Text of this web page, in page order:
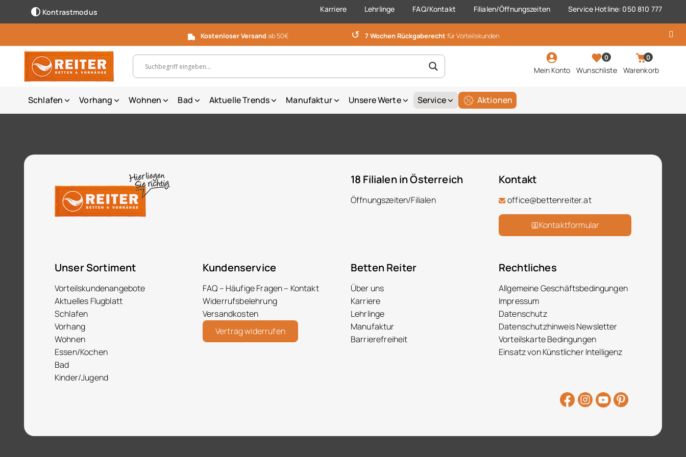
Kontrastmodus Karriere Lehrlinge FAQ/Kontakt Filialen/Öffnungszeiten Service Hotline: 050 810 777
Kostenloser Versand ab 50€ ↺ 7 Wochen Rückgaberecht für Vorteilskunden
Suchbegriff, Artikelnummer ...
Mein Konto
0
Wunschliste
0
Warenkorb
Schlafen Vorhang Wohnen Bad Aktuelle Trends Manufaktur Unsere Werte Service Aktionen
18 Filialen in Österreich
Öffnungszeiten/Filialen
Kontakt
office@bettenreiter.at
Kontaktformular
Unser Sortiment
Vorteilskundenangebote
Aktuelles Flugblatt
Schlafen
Vorhang
Wohnen
Essen/Kochen
Bad
Kinder/Jugend
Kundenservice
FAQ – Häufige Fragen – Kontakt
Widerrufsbelehrung
Versandkosten
Vertrag widerrufen
Betten Reiter
Über uns
Karriere
Lehrlinge
Manufaktur
Barrierefreiheit
Rechtliches
Allgemeine Geschäftsbedingungen
Impressum
Datenschutz
Datenschutzhinweis Newsletter
Vorteilskarte Bedingungen
Einsatz von Künstlicher Intelligenz